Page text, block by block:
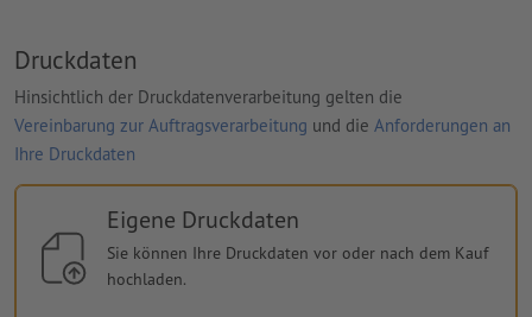
Druckdaten
Hinsichtlich der Druckdatenverarbeitung gelten die
Vereinbarung zur Auftragsverarbeitung und die Anforderungen an
Ihre Druckdaten
Eigene Druckdaten
Sie können Ihre Druckdaten vor oder nach dem Kauf
hochladen.